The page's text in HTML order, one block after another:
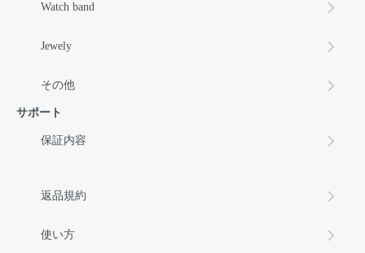
Watch band
Jewely
その他
サポート
保証内容
返品規約
使い方